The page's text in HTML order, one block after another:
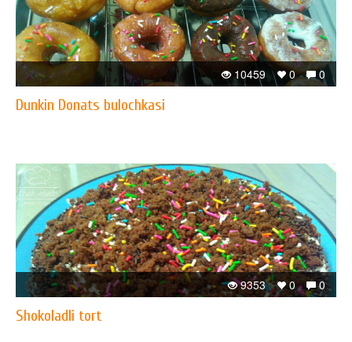
0
0
10459
Dunkin Donats bulochkasi
0
0
9353
Shokoladli tort